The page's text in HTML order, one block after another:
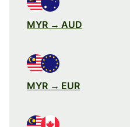
MYR → AUD
MYR → EUR